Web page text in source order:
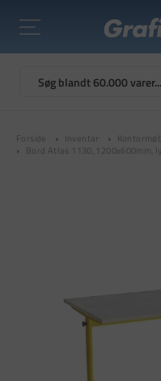
Forside Inventar
Bord Atlas 1130, 1200x600mm,